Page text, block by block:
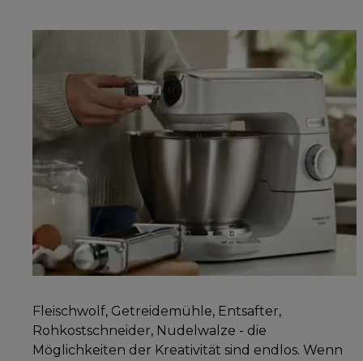
Fleischwolf, Getreidemühle, Entsafter,
Rohkostschneider, Nudelwalze - die
Möglichkeiten der Kreativität sind endlos. Wenn